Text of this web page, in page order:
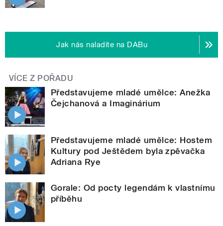
Jak nás naladíte na DABu
VÍCE Z POŘADU
Představujeme mladé umělce: Anežka
Čejchanová a Imaginárium
Představujeme mladé umělce: Hostem
Kultury pod Ještědem byla zpěvačka
Adriana Rye
Gorale: Od pocty legendám k vlastnímu
příběhu